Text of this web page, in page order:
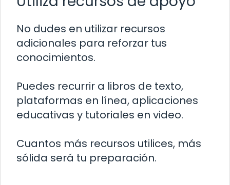
No dudes en utilizar recursos
adicionales para reforzar tus
conocimientos.
Puedes recurrir a libros de texto,
plataformas en línea, aplicaciones
educativas y tutoriales en video.
Cuantos más recursos utilices, más
sólida será tu preparación.